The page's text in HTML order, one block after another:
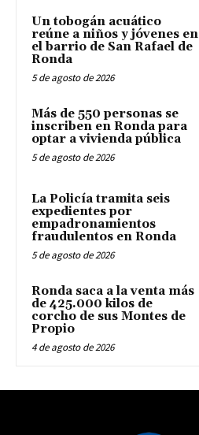
Un tobogán acuático
reúne a niños y jóvenes en
el barrio de San Rafael de
Ronda
5 de agosto de 2026
Más de 550 personas se
inscriben en Ronda para
optar a vivienda pública
5 de agosto de 2026
La Policía tramita seis
expedientes por
empadronamientos
fraudulentos en Ronda
5 de agosto de 2026
Ronda saca a la venta más
de 425.000 kilos de
corcho de sus Montes de
Propio
4 de agosto de 2026